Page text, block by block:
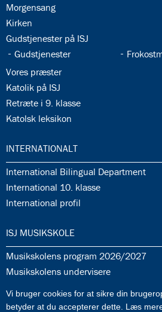
35.2:
Morgensang
35.3:
Kirken
35.4:
Gudstjenester på ISJ
35.5:
Gudstjenester 35.6:
35.7:
Vores præster
35.8:
Katolik på ISJ
35.9:
Retræte i 9. klasse
35.10:
Katolsk leksikon
36.0:
INTERNATIONALT
36.1:
International Bilingual Department
36.2:
International 10. klasse
36.3:
International profil
37.0:
ISJ MUSIKSKOLE
37.1:
Musikskolens program 2026/2027
37.2:
Musikskolens undervisere
37.4:
Generelle informationer & betingelser
Vi bruger cookies for at sikre din
betyder at du accepterer dette. Læs